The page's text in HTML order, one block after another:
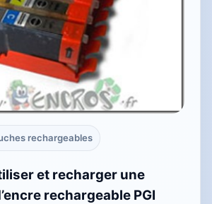
rechargeables
et recharger une
rechargeable PGI